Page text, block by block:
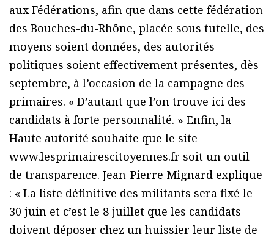
aux Fédérations, afin que dans cette fédération
des Bouches-du-Rhône, placée sous tutelle, des
moyens soient données, des autorités
politiques soient effectivement présentes, dès
septembre, à l’occasion de la campagne des
primaires. « D’autant que l’on trouve ici des
candidats à forte personnalité. » Enfin, la
Haute autorité souhaite que le site
www.lesprimairescitoyennes.fr soit un outil
de transparence. Jean-Pierre Mignard explique
: « La liste définitive des militants sera fixé le
30 juin et c’est le 8 juillet que les candidats
doivent déposer chez un huissier leur liste de